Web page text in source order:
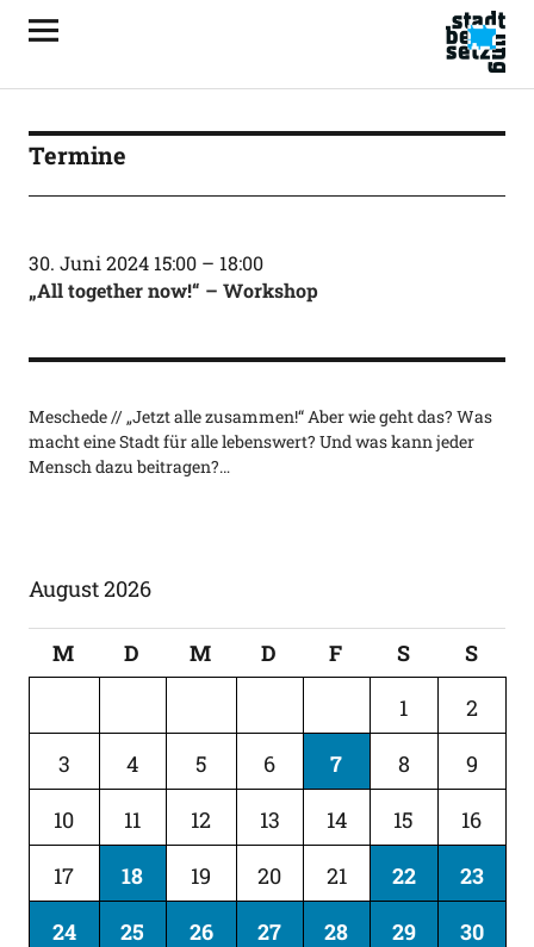
Termine
30. Juni 2024 15:00– 18:00
„All together now!“ – Workshop
Meschede // „Jetzt alle zusammen!“ Aber wie geht das? Was
macht eine Stadt für alle lebenswert? Und was kann jeder
Mensch dazu beitragen?…
August 2026
M D M D F S
S
1
2
3
4 5 6 7 8
9
10
11 12 13 14 15
16
17
18 19 20 21 22
23
24
25 26 27 28 29
30